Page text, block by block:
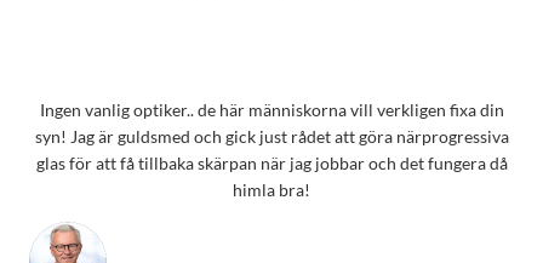
Ingen vanlig optiker.. de här människorna vill verkligen fixa din
syn! Jag är guldsmed och gick just rådet att göra närprogressiva
glas för att få tillbaka skärpan när jag jobbar och det fungera då
himla bra!